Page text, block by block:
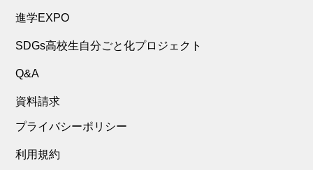
進学EXPO
SDGs高校生自分ごと化プロジェクト
Q&A
資料請求
プライバシーポリシー
利用規約